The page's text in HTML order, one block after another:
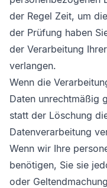
der Regel Zeit, um
der Prüfung haben
der Verarbeitung
verlangen.
Wenn die
Daten unrechtmäßig
statt der Löschung
Datenverarbeitung
Wenn wir Ihre
benötigen, Sie sie
oder